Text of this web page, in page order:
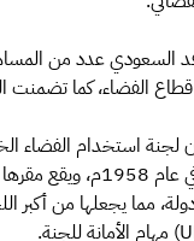
السعودي عدد من
قطاع الفضاء، كما
110 دولة، مما يجعلها من